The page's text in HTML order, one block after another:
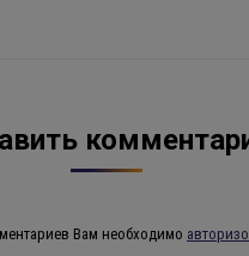
Вам необходимо